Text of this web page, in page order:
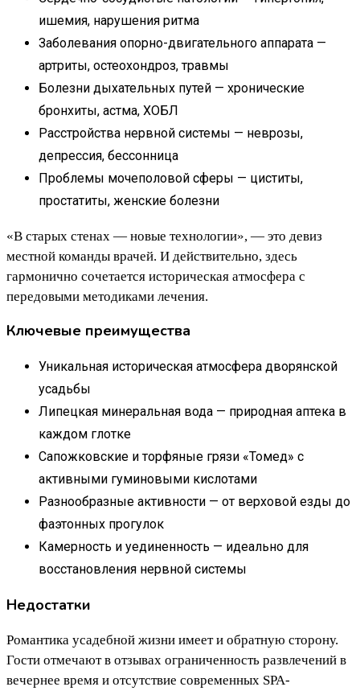
ишемия, нарушения ритма
Заболевания опорно-двигательного аппарата —
артриты, остеохондроз, травмы
Болезни дыхательных путей — хронические
бронхиты, астма, ХОБЛ
Расстройства нервной системы — неврозы,
депрессия, бессонница
Проблемы мочеполовой сферы — циститы,
простатиты, женские болезни
«В старых стенах — новые технологии», — это девиз
местной команды врачей. И действительно, здесь
гармонично сочетается историческая атмосфера с
передовыми методиками лечения.
Ключевые преимущества
Уникальная историческая атмосфера дворянской
усадьбы
Липецкая минеральная вода — природная аптека в
каждом глотке
Сапожковские и торфяные грязи «Томед» с
активными гуминовыми кислотами
Разнообразные активности — от верховой езды до
фаэтонных прогулок
Камерность и уединенность — идеально для
восстановления нервной системы
Недостатки
Романтика усадебной жизни имеет и обратную сторону.
Гости отмечают в отзывах ограниченность развлечений в
вечернее время и отсутствие современных SPA-